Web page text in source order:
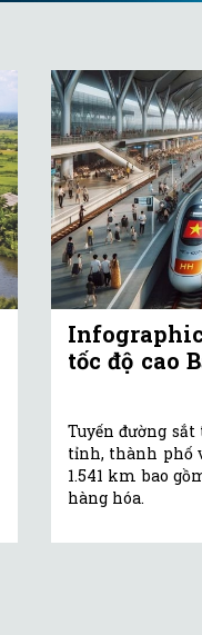
tốc độ cao
Tuyến đường
tỉnh, thành phố
1.541 km bao
hàng hóa.